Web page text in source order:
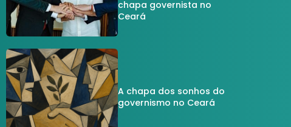
chapa governista no
Ceará
A chapa dos sonhos do
governismo no Ceará